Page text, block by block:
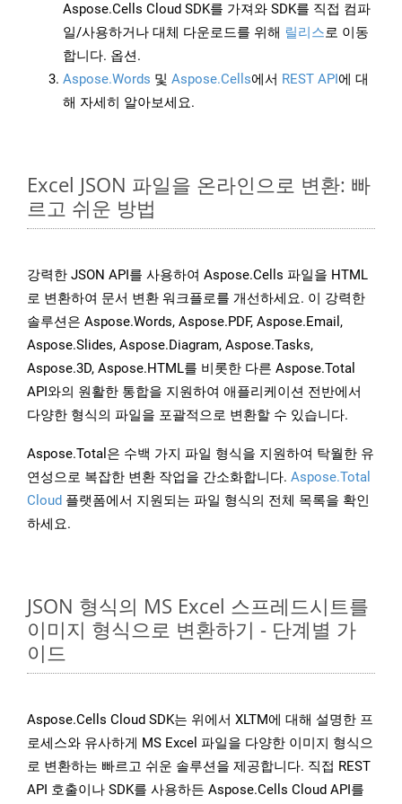
Aspose.Cells Cloud SDK를 가져와 SDK를 직접 컴파
일/사용하거나 대체 다운로드를 위해 릴리스로 이동
합니다. 옵션.
Aspose.Words 및 Aspose.Cells에서 REST API에 대
해 자세히 알아보세요.
Excel JSON 파일을 온라인으로 변환: 빠
르고 쉬운 방법
강력한 JSON API를 사용하여 Aspose.Cells 파일을 HTML
로 변환하여 문서 변환 워크플로를 개선하세요. 이 강력한
솔루션은 Aspose.Words, Aspose.PDF, Aspose.Email,
Aspose.Slides, Aspose.Diagram, Aspose.Tasks,
Aspose.3D, Aspose.HTML를 비롯한 다른 Aspose.Total
API와의 원활한 통합을 지원하여 애플리케이션 전반에서
다양한 형식의 파일을 포괄적으로 변환할 수 있습니다.
Aspose.Total은 수백 가지 파일 형식을 지원하여 탁월한 유
연성으로 복잡한 변환 작업을 간소화합니다. Aspose.Total
Cloud 플랫폼에서 지원되는 파일 형식의 전체 목록을 확인
하세요.
JSON 형식의 MS Excel 스프레드시트를
이미지 형식으로 변환하기 - 단계별 가
이드
Aspose.Cells Cloud SDK는 위에서 XLTM에 대해 설명한 프
로세스와 유사하게 MS Excel 파일을 다양한 이미지 형식으
로 변환하는 빠르고 쉬운 솔루션을 제공합니다. 직접 REST
API 호출이나 SDK를 사용하든 Aspose.Cells Cloud API를